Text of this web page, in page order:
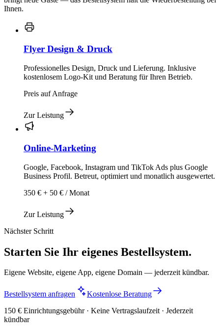
Ihnen.
Flyer Design & Druck
Professionelles Design, Druck und Lieferung. Inklusive
kostenlosem Logo-Kit und Beratung für Ihren Betrieb.
Preis auf Anfrage
Zur Leistung
Online-Marketing
Google, Facebook, Instagram und TikTok Ads plus Google
Business Profil. Betreut, optimiert und monatlich ausgewertet.
350 € + 50 € / Monat
Zur Leistung
Nächster Schritt
Starten Sie Ihr eigenes Bestellsystem.
Eigene Website, eigene App, eigene Domain — jederzeit kündbar.
Bestellsystem anfragen
Kostenlose Beratung
150 € Einrichtungsgebühr · Keine Vertragslaufzeit · Jederzeit
kündbar